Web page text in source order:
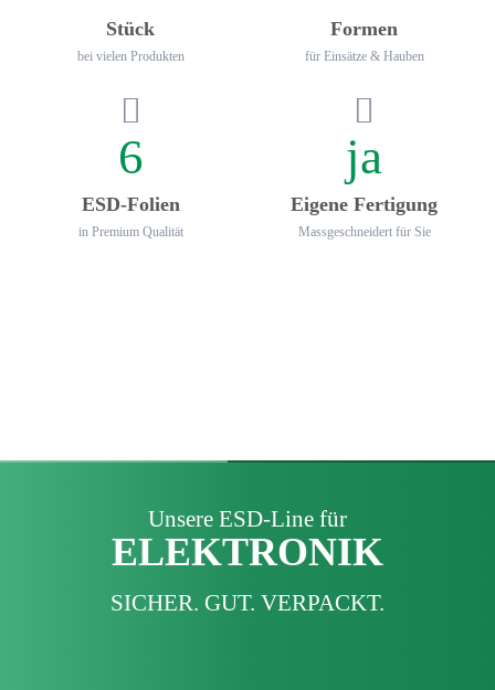
Stück
bei vielen Produkten
Formen
für Einsätze & Hauben
6
ESD-Folien
in Premium Qualität
ja
Eigene Fertigung
Mass­geschneidert für Sie
Unsere ESD-Line für
ELEKTRONIK
SICHER. GUT. VERPACKT.